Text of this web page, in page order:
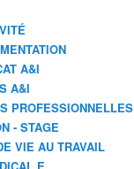
A&I
A&I
PROFESSIONNELLES
- STAGE
VIE AU TRAVAIL